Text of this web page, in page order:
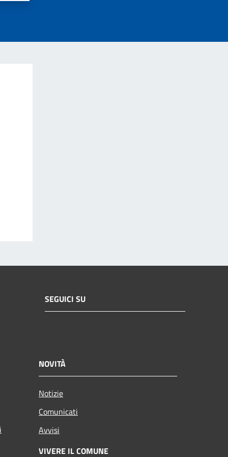
SEGUICI SU
NOVITÀ
Notizie
Comunicati
Avvisi
VIVERE IL COMUNE